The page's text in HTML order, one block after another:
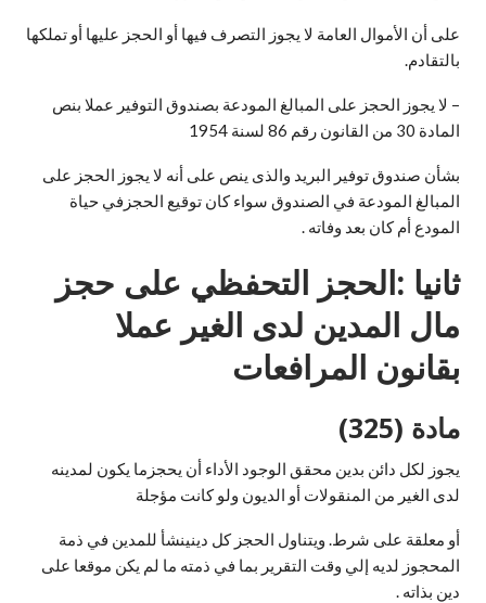
على أن الأموال العامة لا يجوز التصرف فيها أو الحجز عليها أو تملكها
بالتقادم.
– لا يجوز الحجز على المبالغ المودعة بصندوق التوفير عملا بنص
المادة 30 من القانون رقم 86 لسنة 1954
بشأن صندوق توفير البريد والذى ينص على أنه لا يجوز الحجز على
المبالغ المودعة في الصندوق سواء كان توقيع الحجزفي حياة
المودع أم كان بعد وفاته .
ثانيا :الحجز التحفظي على حجز
مال المدين لدى الغير عملا
بقانون المرافعات
مادة (325)
يجوز لكل دائن بدين محقق الوجود الأداء أن يحجزما يكون لمدينه
لدى الغير من المنقولات أو الديون ولو كانت مؤجلة
أو معلقة على شرط. ويتناول الحجز كل دينينشأ للمدين في ذمة
المحجوز لديه إلي وقت التقرير بما في ذمته ما لم يكن موقعا على
دين بذاته .